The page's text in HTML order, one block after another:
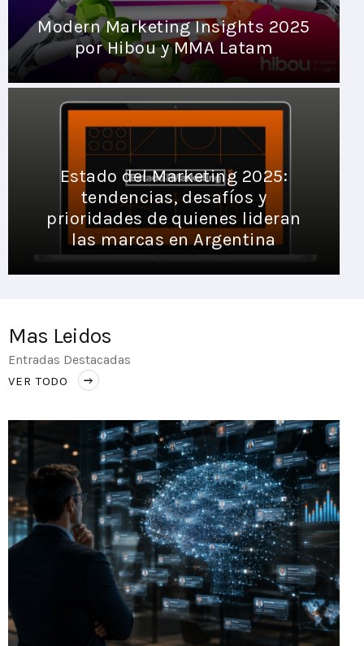
Modern Marketing Insights 2025
por Hibou y MMA Latam
Estado del Marketing 2025:
tendencias, desafíos y
prioridades de quienes lideran
las marcas en Argentina
Mas Leidos
Entradas Destacadas
VER TODO